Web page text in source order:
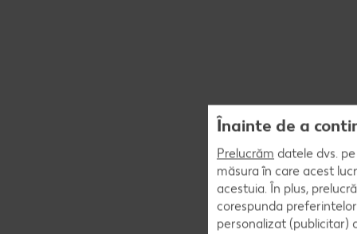
Înainte de a
Prelucrăm datele dvs.
măsura în care acest
acestuia. În plus,
corespunda
personalizat (publicitar)